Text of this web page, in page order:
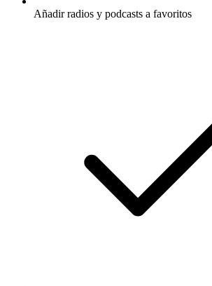
Añadir radios y podcasts a favoritos